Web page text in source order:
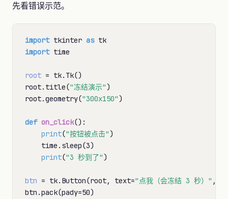
先看错误示范。
import tkinter as
import time
root = tk.Tk()
root.title("冻结演示")
root.geometry("300x150")
def on_click():
print("按钮被点击")
    time.sleep(3)
print("3 秒到了")
btn = tk.Button(root, text="点我（会冻结 3 秒）" ,
btn.pack(pady=50)